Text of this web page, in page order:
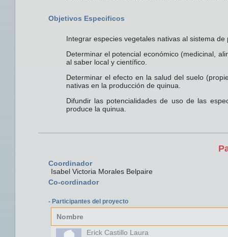
Objetivos Especificos
Integrar especies vegetales nativas al sistema
Determinar el potencial económico (medicinal,
al saber local y científico.
Determinar el efecto en la salud del suelo
nativas en la producción de quinua.
Difundir las potencialidades de uso de las
produce la quinua.
Coordinador
Isabel Victoria Morales Belpaire
Co-cordinador
- Participantes del proyecto
Nombre
Erick Castillo Laura